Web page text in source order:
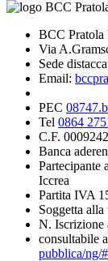
BCC Pratola
Via
Sede
Email:
PEC
Tel 0864
C.F.
Banca
Partecipante
Iccrea
Partita IVA
Soggetta
N. Iscrizione
consultabile
pubblica/ng/